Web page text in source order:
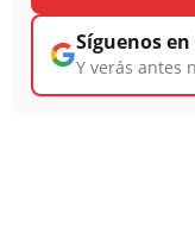
Síguenos en
Y verás antes